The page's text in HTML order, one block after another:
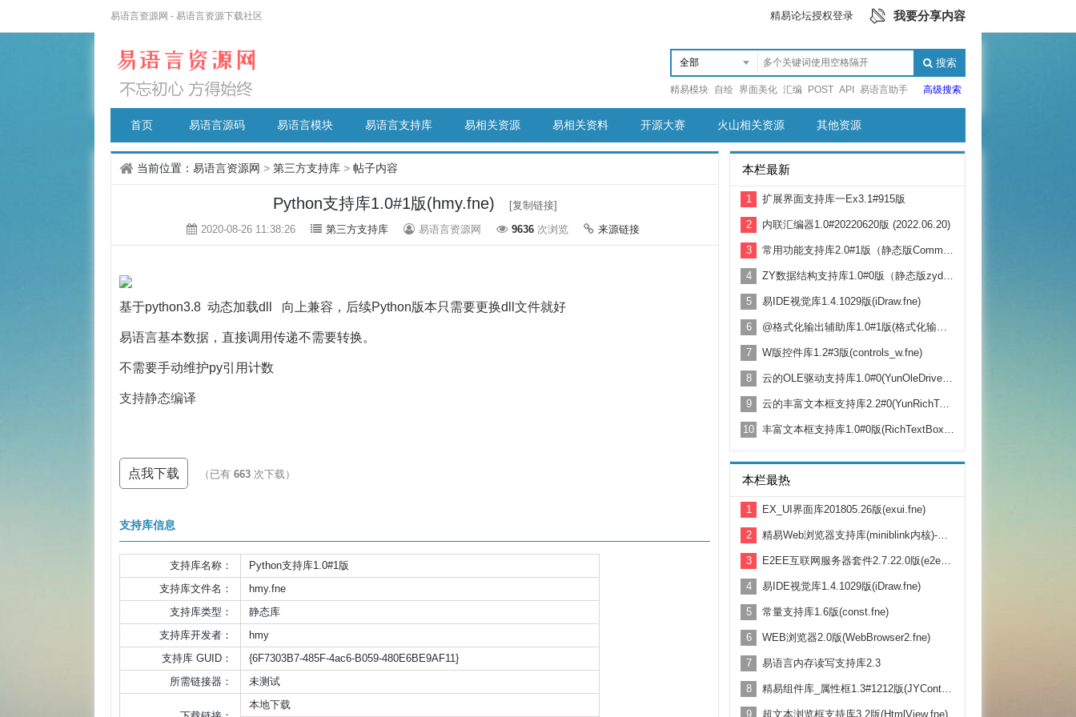
易语言资源网 - 易语言资源下载社区 精易论坛授权登录 我要分享内容
搜索
精易模块 自绘 界面美化 汇编 POST API 易语言助手 高级搜索
首页 易语言源码 易语言模块 易语言支持库 易相关资源 易相关资料 开源大赛 火山相关资源 其他资源
当前位置： 易语言资源网 > 第三方支持库 > 帖子内容
Python支持库1.0#1版(hmy.fne)
[复制链接]
2020-08-26 11:38:26
第三方支持库 易语言资源网 9636 次浏览 来源链接
基于python3.8 动态加载dll 向上兼容，后续Python版本只需要更换dll文件就好
易语言基本数据，直接调用传递不需要转换。
不需要手动维护py引用计数
支持静态编译
点我下载 （已有 663 次下载）
支持库信息
支持库名称：
Python支持库1.0#1版
支持库文件名：
hmy.fne
支持库类型：
静态库
支持库开发者：
hmy
支持库 GUID：
{6F7303B7-485F-4ac6-B059-480E6BE9AF11}
所需链接器：
未测试
本地下载
本栏最新
1 扩展界面支持库一Ex3.1#915版
2 内联汇编器1.0#20220620版 (2022.06.20)
3 常用功能支持库2.0#1版（静态版CommonSupport.fne）
4 ZY数据结构支持库1.0#0版（静态版zydatastruct.fne）
5 易IDE视觉库1.4.1029版(iDraw.fne)
6 @格式化输出辅助库1.0#1版(格式化输出辅助库.fne)
7 W版控件库1.2#3版(controls_w.fne)
8 云的OLE驱动支持库1.0#0(YunOleDriver.fne)
9 云的丰富文本框支持库2.2#0(YunRichText.fne)
10 丰富文本框支持库1.0#0版(RichTextBox.fne)
本栏最热
1 EX_UI界面库201805.26版(exui.fne)
2 精易Web浏览器支持库(miniblink内核)-正式版发布 1.7.620
3 E2EE互联网服务器套件2.7.22.0版(e2ee.fne)
4 易IDE视觉库1.4.1029版(iDraw.fne)
5 常量支持库1.6版(const.fne)
6 WEB浏览器2.0版(WebBrowser2.fne)
7 易语言内存读写支持库2.3
8 精易组件库_属性框1.3#1212版(JYControl.fne)
9 超文本浏览框支持库3.2版(HtmlView.fne)